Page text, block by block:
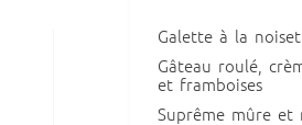
Galette à la
Gâteau roulé,
et framboises
Suprême mûre et